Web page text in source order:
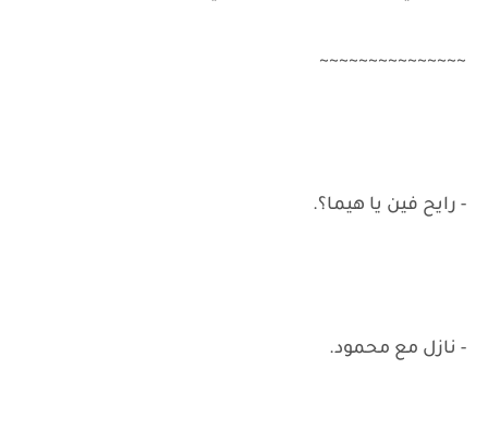
~~~~~~~~~~~~~~~
- رايح فين يا هيما؟.
- نازل مع محمود.